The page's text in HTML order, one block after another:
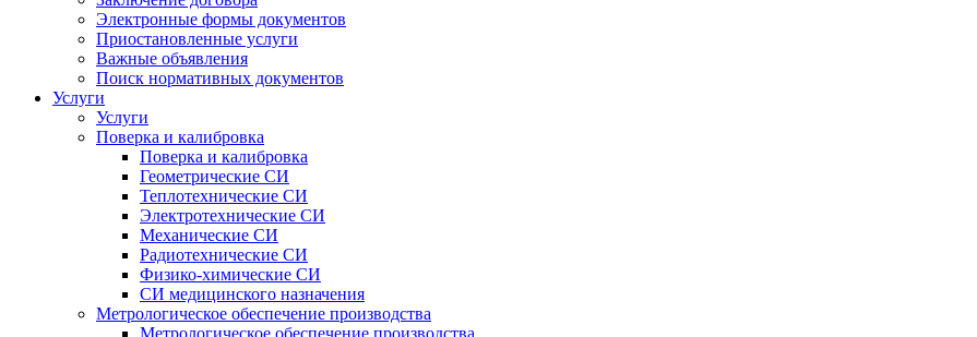
Электронные формы документов
Приостановленные услуги
Важные объявления
Поиск нормативных документов
Услуги
Услуги
Поверка и калибровка
Поверка и калибровка
Геометрические СИ
Теплотехнические СИ
Электротехнические СИ
Механические СИ
Радиотехнические СИ
Физико-химические СИ
СИ медицинского назначения
Метрологическое обеспечение производства
Метрологическое обеспечение производства